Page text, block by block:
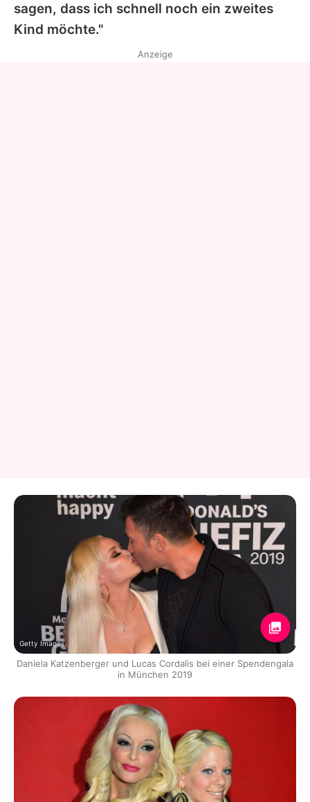
sagen, dass ich schnell noch ein zweites
Kind möchte."
Anzeige
Getty Images
Daniela Katzenberger und Lucas Cordalis bei einer Spendengala
in München 2019